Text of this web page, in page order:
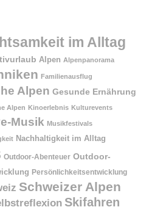
im Alltag
Alpen Alpenpanorama
Familienausflug
Alpen Gesunde Ernährung
Alpen Kinoerlebnis Kulturevents
Musik Musikfestivals
Nachhaltigkeit im Alltag
Outdoor-Abenteuer Outdoor-
Persönlichkeitsentwicklung
Schweizer Alpen
Skifahren